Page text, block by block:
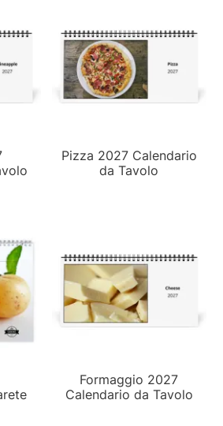
Pizza 2027 Calendario
da Tavolo
Formaggio 2027
Calendario da Tavolo